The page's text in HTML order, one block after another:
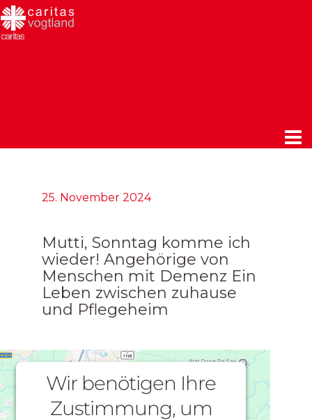
25. November 2024
Mutti, Sonntag komme ich
wieder! Angehörige von
Menschen mit Demenz Ein
Leben zwischen zuhause
und Pflegeheim
Wir benötigen Ihre
Zustimmung, um